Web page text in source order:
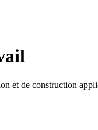
et de construction